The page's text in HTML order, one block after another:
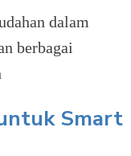
dalam
berbagai
Smart